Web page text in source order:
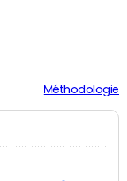
Méthodologie